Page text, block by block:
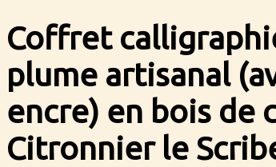
Coffret
plume artisanal
encre) en bois de
Citronnier le